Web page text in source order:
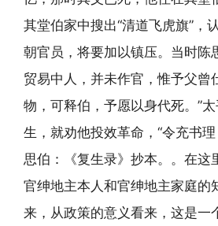
其堂伯家中搜出“清道飞虎旗”，
朝官员，将要加以镇压。当时陈
贸易中人，并未作官，惟予父曾
物，可释伯，予愿以身代死。”
生，就劝他投效革命，“令充书
思伯：《复生录》抄本。。在这
官绅地主本人和官绅地主家庭的
来，从政策的意义看来，这是一